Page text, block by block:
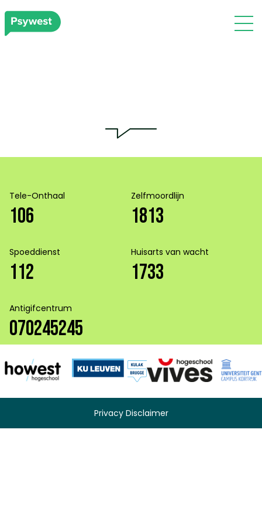
Tele-Onthaal
106
Zelfmoordlijn
1813
Spoeddienst
112
Huisarts van wacht
1733
Antigifcentrum
070245245
Privacy Disclaimer